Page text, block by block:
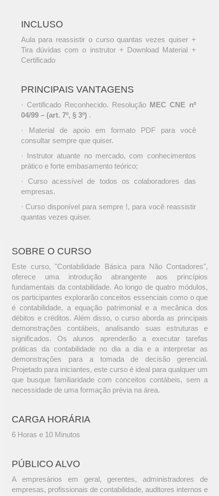
INCLUSO
Aula para reassistir o curso quantas vezes quiser +
Tira dúvidas com o instrutor + Download Material +
Certificado
PRINCIPAIS VANTAGENS
· Certificado Reconhecido. Resolução MEC CNE nº
04/99 – (art. 7º, § 3º) .
· Material de apoio em formato PDF para você
consultar sempre que quiser.
· Instrutor atuante no mercado, com conhecimentos
prático e forte embasamento teórico;
· Curso acessível de todos os colaboradores das
empresas.
· Curso disponível para sempre !, para você reassistir
quantas vezes quiser.
SOBRE O CURSO
Este curso, "Contabilidade Básica para Não Contadores",
oferece uma introdução abrangente aos princípios
fundamentais da contabilidade. Ao longo de quatro módulos,
os participantes explorarão conceitos essenciais como o que
é contabilidade, a equação patrimonial e a mecânica dos
débitos e créditos. Além disso, o curso aborda as principais
demonstrações contábeis, analisando suas estruturas e
significados. Os alunos aprenderão a executar tarefas
práticas da contabilidade no dia a dia e a interpretar as
demonstrações para a tomada de decisão gerencial.
Projetado para iniciantes, este curso é ideal para qualquer um
que busque familiaridade com conceitos contábeis, sem a
necessidade de uma formação prévia na área.
CARGA HORÁRIA
6 Horas e 10 Minutos
PÚBLICO ALVO
A empresários em geral, gerentes, administradores de
empresas, profissionais de contabilidade, auditores internos e